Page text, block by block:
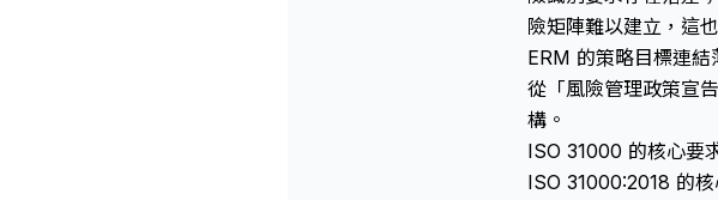
險矩陣難以建立，這
ERM 的策略目標連
從「風險管理政策宣
構。
ISO 31000 的核心要
ISO 31000:2018 的